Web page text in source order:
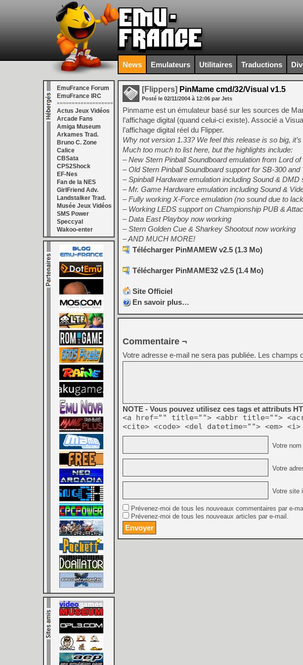
News Emulateurs Utilitaires Traductions
EmuFrance Forum
EmuFrance IRC
===================
Actus Jeux Vidéos
Arcade Fans
Amiga Museum
Arkames Trad.
Bruno C. Zone
Calice
CBSata
CPS2Shock
EF-Nes
Fan de la NES
GirlFriend Adv.
Landstalker Trad.
Musée Jeux Vidéos
SMS Power
Speccyal
Wakoo-enter
[Flippers] PinMame cmd/32/Visual v1.5
Posté le 02/11/2004 à 12:06 par Jets
Pinmame est un émulateur basé sur les sources de
l’affichage digital (quand celui-ci existe). Associé a
l’affichage digital réel du Flipper.
Why not version 1.33? We feel this release is so big,
Much too much to list here, but the highlights include:
– New Stern Pinball Soundboard emulation from Lord
– Old Stern Pinball Soundboard support for SB-300
– Spinball Hardware emulation including Sound & DMD
– Mr. Game Hardware emulation including Sound &
– Fully working X-Force emulation (no sound due to
– Working LEDS support on Championship PUB &
– Data East Playboy now working
– Stern Golden Cue & Sharkey Shootout now working
– AND MUCH MORE!
Télécharger PinMAMEW v2.5 (1.3 Mo)
Télécharger PinMAME32 v2.5 (1.4 Mo)
Site Officiel
En savoir plus…
Commentaire ¬
Votre adresse e-mail ne sera pas publiée. Les champs
NOTE - Vous pouvez utilisez ces tags et attributs
<a href="" title=""> <abbr title="">
<cite> <code> <del datetime=""> <em>
Votre nom
Votre
Votre site
Prévenez-moi de tous les nouveaux commentaires par e-
Prévenez-moi de tous les nouveaux articles par e-mail.